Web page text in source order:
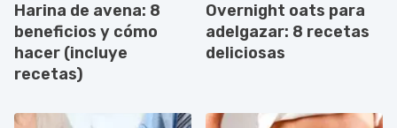
Harina de avena: 8
beneficios y cómo
hacer (incluye
recetas)
Overnight oats para
adelgazar: 8 recetas
deliciosas